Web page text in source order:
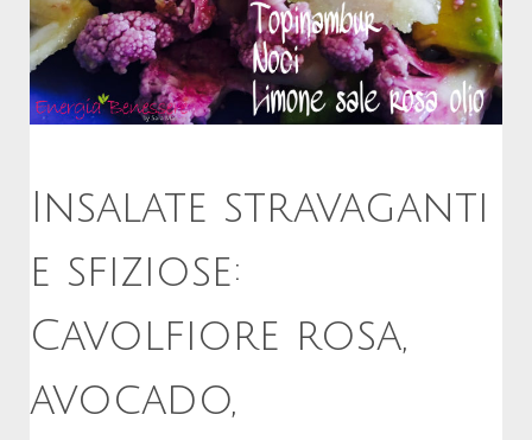
Insalate stravaganti
e sfiziose:
Cavolfiore rosa,
avocado,